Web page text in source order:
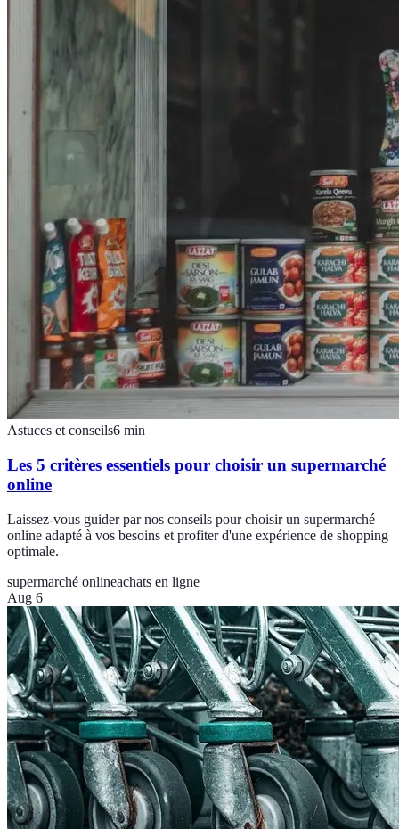
Astuces et conseils6 min
Les 5 critères essentiels pour choisir un supermarché
online
Laissez-vous guider par nos conseils pour choisir un supermarché
online adapté à vos besoins et profiter d'une expérience de shopping
optimale.
supermarché onlineachats en ligne
Aug 6